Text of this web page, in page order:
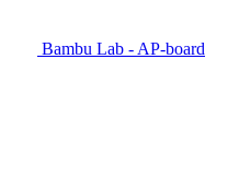
Bambu Lab - AP-board